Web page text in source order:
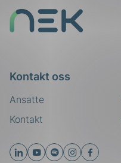
Kontakt oss
Ansatte
Kontakt